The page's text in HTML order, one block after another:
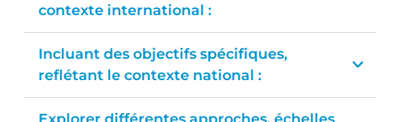
contexte international :
Incluant des objectifs spécifiques,
reflétant le contexte national :